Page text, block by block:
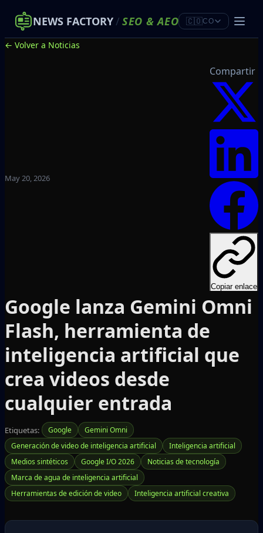
NEWS FACTORY/ SEO &AEO 🇨🇴CO
← Volver a Noticias
May 20, 2026
Compartir
Copiar enlace
Google lanza Gemini Omni
Flash, herramienta de
inteligencia artificial que
crea videos desde
cualquier entrada
Etiquetas: Google
Gemini Omni
Generación de video de inteligencia artificial
Inteligencia artificial
Medios sintéticos
Google I/O 2026
Noticias de tecnología
Marca de agua de inteligencia artificial
Herramientas de edición de video
Inteligencia artificial creativa